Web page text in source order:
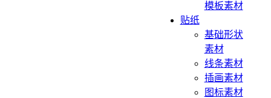
模板素材
贴纸
基础形状
素材
线条素材
插画素材
图标素材